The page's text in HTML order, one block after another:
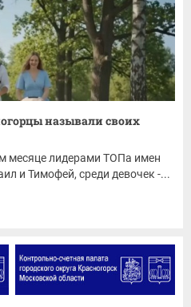
называли своих
месяце лидерами ТОПа имен
и Тимофей, среди девочек -...